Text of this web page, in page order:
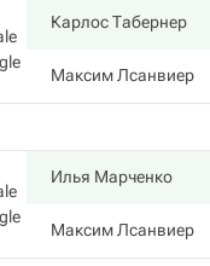
Карлос Табернер
Максим Лсанвиер
Илья Марченко
Максим Лсанвиер